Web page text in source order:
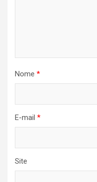
Nome *
E-mail *
Site